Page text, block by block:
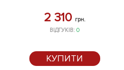
2 310 грн.
ВІДГУКІВ:0
КУПИТИ